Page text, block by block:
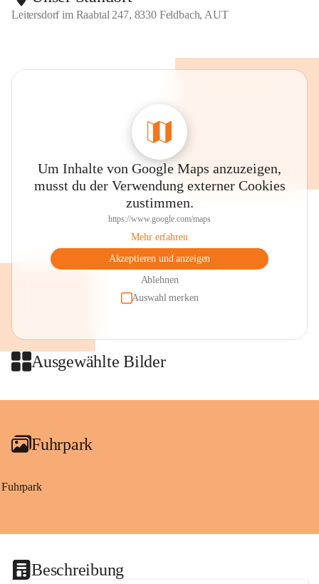
Leitersdorf im Raabtal 247, 8330 Feldbach, AUT
Um Inhalte von Google Maps anzuzeigen,
musst du der Verwendung externer Cookies
zustimmen.
https://www.google.com/maps
Mehr erfahren
Akzeptieren und anzeigen
Ablehnen
Auswahl merken
Ausgewählte Bilder
Fuhrpark
Fuhrpark
Beschreibung